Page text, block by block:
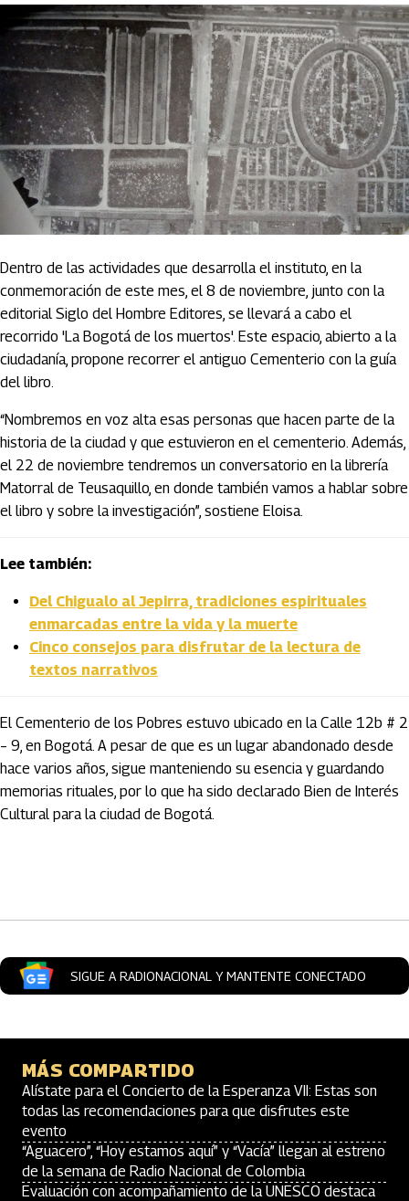
Dentro de las actividades que desarrolla el instituto, en la
conmemoración de este mes, el 8 de noviembre, junto con la
editorial Siglo del Hombre Editores, se llevará a cabo el
recorrido 'La Bogotá de los muertos'. Este espacio, abierto a la
ciudadanía, propone recorrer el antiguo Cementerio con la guía
del libro.
“Nombremos en voz alta esas personas que hacen parte de la
historia de la ciudad y que estuvieron en el cementerio. Además,
el 22 de noviembre tendremos un conversatorio en la librería
Matorral de Teusaquillo, en donde también vamos a hablar sobre
el libro y sobre la investigación”, sostiene Eloisa.
Lee también:
Del Chigualo al Jepirra, tradiciones espirituales
enmarcadas entre la vida y la muerte
Cinco consejos para disfrutar de la lectura de
textos narrativos
El Cementerio de los Pobres estuvo ubicado en la Calle 12b # 2
– 9, en Bogotá. A pesar de que es un lugar abandonado desde
hace varios años, sigue manteniendo su esencia y guardando
memorias rituales, por lo que ha sido declarado Bien de Interés
Cultural para la ciudad de Bogotá.
SIGUE A RADIONACIONAL Y MANTENTE CONECTADO
MÁS COMPARTIDO
Alístate para el Concierto de la Esperanza VII: Estas son
todas las recomendaciones para que disfrutes este
evento
“Aguacero”, “Hoy estamos aquí” y “Vacía” llegan al estreno
de la semana de Radio Nacional de Colombia
Evaluación con acompañamiento de la UNESCO destaca